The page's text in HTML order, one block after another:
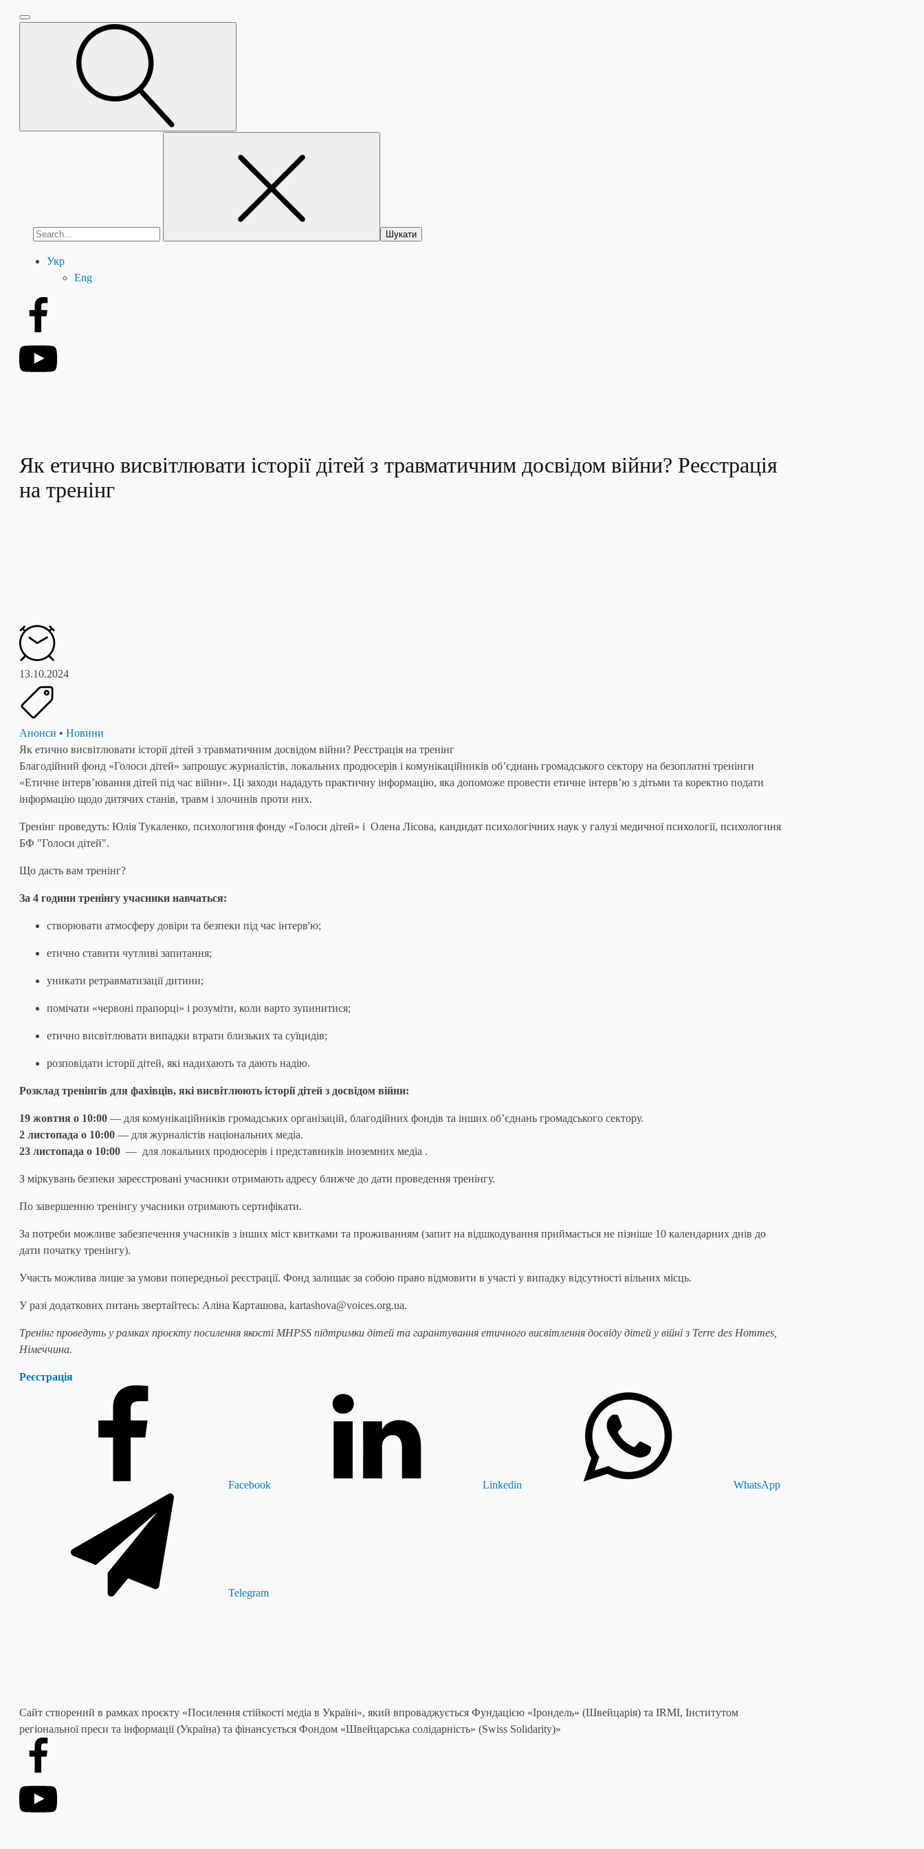
Укр
Eng
Як етично висвітлювати історії дітей з травматичним досвідом війни? Реєстрація
на тренінг
13.10.2024
Анонси • Новини
Як етично висвітлювати історії дітей з травматичним досвідом війни? Реєстрація на тренінг
Благодійний фонд «Голоси дітей» запрошує журналістів, локальних продюсерів і комунікаційників обʼєднань громадського сектору на безоплатні тренінги
«Етичне інтервʼювання дітей під час війни». Ці заходи нададуть практичну інформацію, яка допоможе провести етичне інтерв’ю з дітьми та коректно подати
інформацію щодо дитячих станів, травм і злочинів проти них.
Тренінг проведуть: Юлія Тукаленко, психологиня фонду «Голоси дітей» і Олена Лісова, кандидат психологічних наук у галузі медичної психології, психологиня
БФ "Голоси дітей".
Що дасть вам тренінг?
За 4 години тренінгу учасники навчаться:
створювати атмосферу довіри та безпеки під час інтерв'ю;
етично ставити чутливі запитання;
уникати ретравматизації дитини;
помічати «червоні прапорці» і розуміти, коли варто зупинитися;
етично висвітлювати випадки втрати близьких та суїцидів;
розповідати історії дітей, які надихають та дають надію.
Розклад тренінгів для фахівців, які висвітлюють історії дітей з досвідом війни:
19 жовтня о 10:00 — для комунікаційників громадських організацій, благодійних фондів та інших обʼєднань громадського сектору.
2 листопада о 10:00 — для журналістів національних медіа.
23 листопада о 10:00 — для локальних продюсерів і представників іноземних медіа .
З міркувань безпеки зареєстровані учасники отримають адресу ближче до дати проведення тренінгу.
По завершенню тренінгу учасники отримають сертифікати.
За потреби можливе забезпечення учасників з інших міст квитками та проживанням (запит на відшкодування приймається не пізніше 10 календарних днів до
дати початку тренінгу).
Участь можлива лише за умови попередньої реєстрації. Фонд залишає за собою право відмовити в участі у випадку відсутності вільних місць.
У разі додаткових питань звертайтесь: Аліна Карташова, kartashova@voices.org.ua.
Тренінг проведуть у рамках проєкту посилення якості MHPSS підтримки дітей та гарантування етичного висвітлення досвіду дітей у війні з Terre des Hommes,
Німеччина.
Реєстрація
Facebook Linkedin WhatsApp
Telegram
Сайт створений в рамках проєкту «Посилення стійкості медіа в Україні», який впроваджується Фундацією «Ірондель» (Швейцарія) та IRMI, Інститутом
регіональної преси та інформації (Україна) та фінансується Фондом «Швейцарська солідарність» (Swiss Solidarity)»